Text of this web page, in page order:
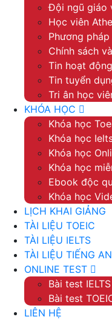
Đội ngũ giáo
Học viên
Phương
Chính sách
Tin hoạt động
Tin tuyển
Tri ân học
KHÓA HỌC
Khóa học
Khóa học
Khóa học
Khóa học
Ebook độc
Khóa học
LỊCH KHAI GIẢNG
TÀI LIỆU TOEIC
TÀI LIỆU IELTS
TÀI LIỆU TIẾNG
ONLINE TEST
Bài test IELTS
Bài test
LIÊN HỆ